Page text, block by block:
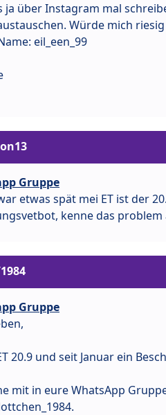
ja über Instagram mal
Würde mich
eil_een_99
Gruppe
etwas spät mei ET ist der
kenne das problem
Gruppe
20.9 und seit Januar ein
mit in eure WhatsApp